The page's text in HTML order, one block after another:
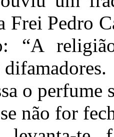
Frei Pedro
“A
o
não for